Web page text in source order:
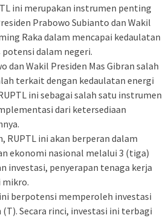
ini merupakan instrumen penting
Prabowo Subianto dan Wakil
Raka dalam mencapai kedaulatan
dalam negeri.
dan Wakil Presiden Mas Gibran salah
terkait dengan kedaulatan energi
ini sebagai salah satu instrumen
dari ketersediaan
RUPTL ini akan berperan dalam
ekonomi nasional melalui 3 (tiga)
investasi, penyerapan tenaga kerja
mikro.
berpotensi memperoleh investasi
Secara rinci, investasi ini terbagi